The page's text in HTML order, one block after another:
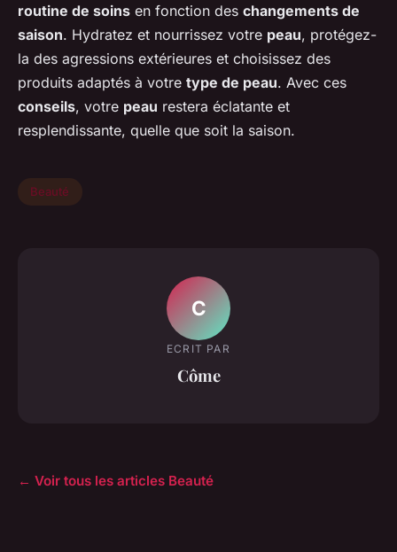
routine de soins en fonction des changements de
saison. Hydratez et nourrissez votre peau, protégez-
la des agressions extérieures et choisissez des
produits adaptés à votre type de peau. Avec ces
conseils, votre peau restera éclatante et
resplendissante, quelle que soit la saison.
Beauté
C
ECRIT PAR
Côme
← Voir tous les articles Beauté